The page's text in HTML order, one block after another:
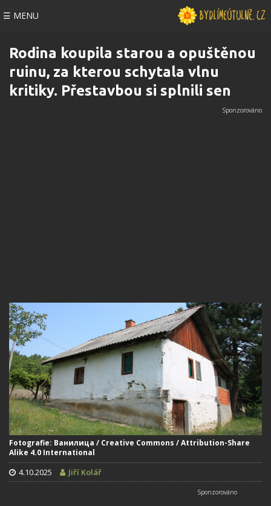
☰ MENU
Rodina koupila starou a opuštěnou
ruinu, za kterou schytala vlnu
kritiky. Přestavbou si splnili sen
Fotografie: Ванилица / Creative Commons / Attribution-Share
Alike 4.0 International
4.10.2025 Jiří Kolář